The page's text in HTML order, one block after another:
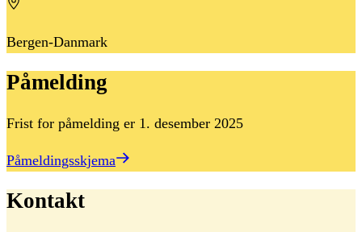
Bergen-Danmark
Påmelding
Frist for påmelding er 1. desember 2025
Påmeldingsskjema
Kontakt